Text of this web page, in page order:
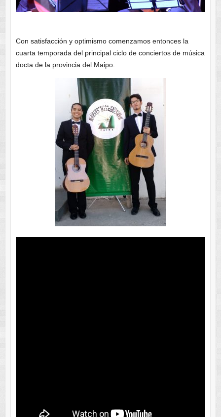
Con satisfacción y optimismo comenzamos entonces la
cuarta temporada del principal ciclo de conciertos de música
docta de la provincia del Maipo.